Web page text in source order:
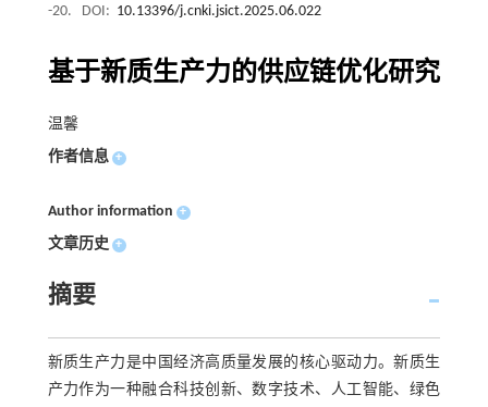
-20.
DOI: 10.13396/j.cnki.jsict.2025.06.022
基于新质生产力的供应链优化研究
温馨
作者信息 +
Author information +
文章历史 +
摘要
新质生产力是中国经济高质量发展的核心驱动力。新质生
产力作为一种融合科技创新、数字技术、人工智能、绿色